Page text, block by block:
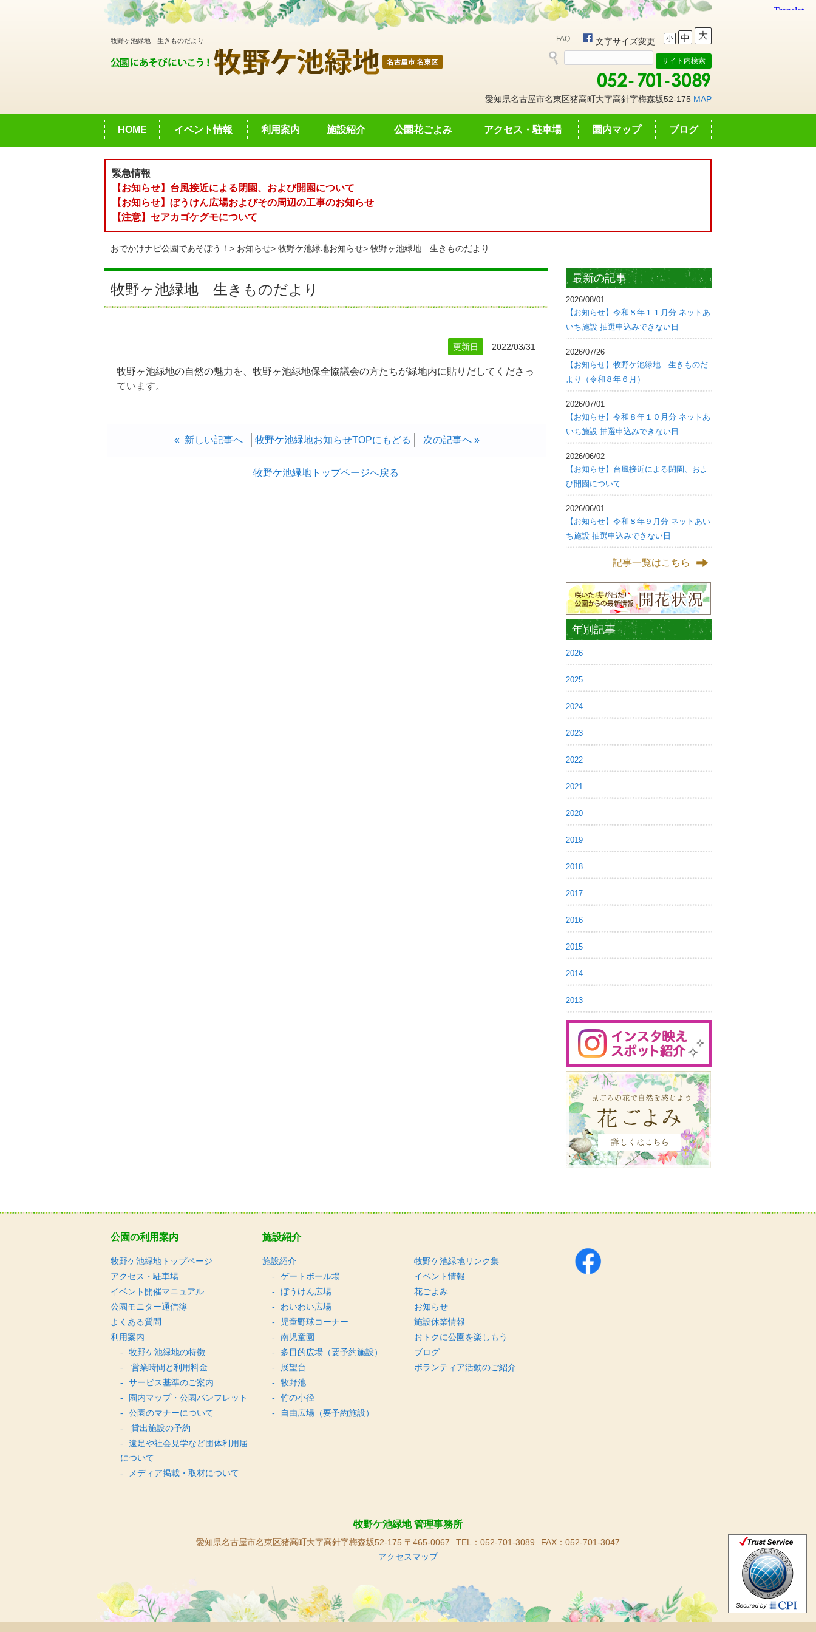
牧野ヶ池緑地 生きものだより FAQ 文字サイズ変更 小 中 大
愛知県名古屋市名東区猪高町大字高針字梅森坂52-175 MAP
HOME イベント情報 利用案内 施設紹介 公園花ごよみ アクセス・駐車場 園内マップ ブログ
緊急情報
【お知らせ】台風接近による閉園、および開園について
【お知らせ】ぼうけん広場およびその周辺の工事のお知らせ
【注意】セアカゴケグモについて
おでかけナビ公園であそぼう！ お知らせ 牧野ケ池緑地お知らせ 牧野ヶ池緑地 生きものだより
牧野ヶ池緑地 生きものだより
更新日 2022/03/31
牧野ヶ池緑地の自然の魅力を、牧野ヶ池緑地保全協議会の方たちが緑地内に貼りだしてくださっ
ています。
« 新しい記事へ 牧野ケ池緑地お知らせTOPにもどる 次の記事へ »
牧野ケ池緑地トップページへ戻る
最新の記事
2026/08/01
【お知らせ】令和８年１１月分 ネットあ
いち施設 抽選申込みできない日
2026/07/26
【お知らせ】牧野ケ池緑地 生きものだ
より（令和８年６月）
2026/07/01
【お知らせ】令和８年１０月分 ネットあ
いち施設 抽選申込みできない日
2026/06/02
【お知らせ】台風接近による閉園、およ
び開園について
2026/06/01
【お知らせ】令和８年９月分 ネットあい
ち施設 抽選申込みできない日
記事一覧はこちら
年別記事
2026
2025
2024
2023
2022
2021
2020
2019
2018
2017
2016
2015
2014
2013
公園の利用案内
牧野ケ池緑地トップページ
アクセス・駐車場
イベント開催マニュアル
公園モニター通信簿
よくある質問
利用案内
牧野ケ池緑地の特徴
営業時間と利用料金
サービス基準のご案内
園内マップ・公園パンフレット
公園のマナーについて
貸出施設の予約
遠足や社会見学など団体利用届
について
メディア掲載・取材について
施設紹介
施設紹介
ゲートボール場
ぼうけん広場
わいわい広場
児童野球コーナー
南児童園
多目的広場（要予約施設）
展望台
牧野池
竹の小径
自由広場（要予約施設）
牧野ケ池緑地リンク集
イベント情報
花ごよみ
お知らせ
施設休業情報
おトクに公園を楽しもう
ブログ
ボランティア活動のご紹介
牧野ケ池緑地 管理事務所
愛知県名古屋市名東区猪高町大字高針字梅森坂52-175 〒465-0067 TEL：052-701-3089
FAX：052-701-3047
アクセスマップ